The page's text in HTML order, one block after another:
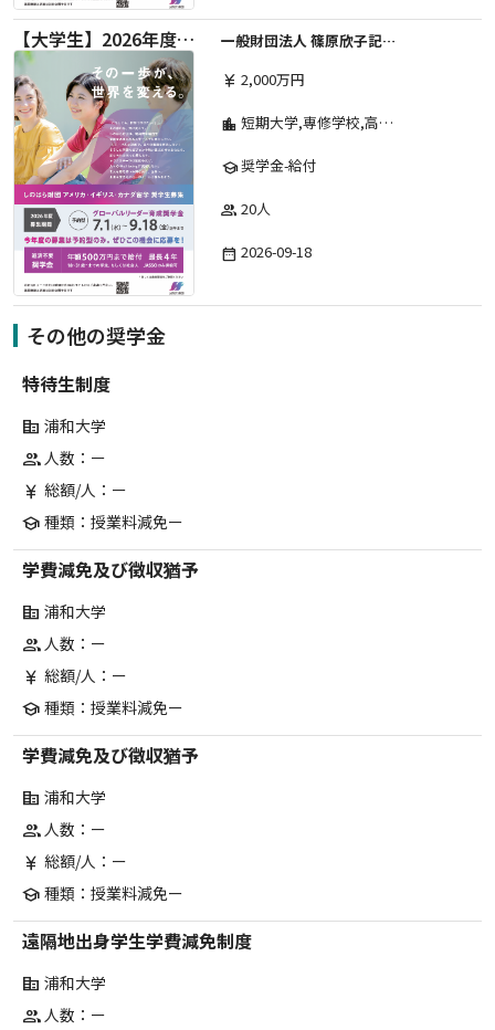
【大学生】2026年度 しのはら財団 アメリカ・イギリス・カナダ英語留学奨学金
一般財団法人 篠原欣子記念財団 (海外留学奨学金グループ)
currency_yen 2,000万円
location_city 短期大学,専修学校,高等専門学校,その他,高等学校,大学院,大学
school奨学金-給付
group 20人
date_range 2026-09-18
その他の奨学金
特待生制度
corporate_fare 浦和大学
group人数：ー
currency_yen 総額/人：ー
school 種類：授業料減免ー
学費減免及び徴収猶予
corporate_fare 浦和大学
group人数：ー
currency_yen 総額/人：ー
school 種類：授業料減免ー
学費減免及び徴収猶予
corporate_fare 浦和大学
group人数：ー
currency_yen 総額/人：ー
school 種類：授業料減免ー
遠隔地出身学生学費減免制度
corporate_fare 浦和大学
group人数：ー